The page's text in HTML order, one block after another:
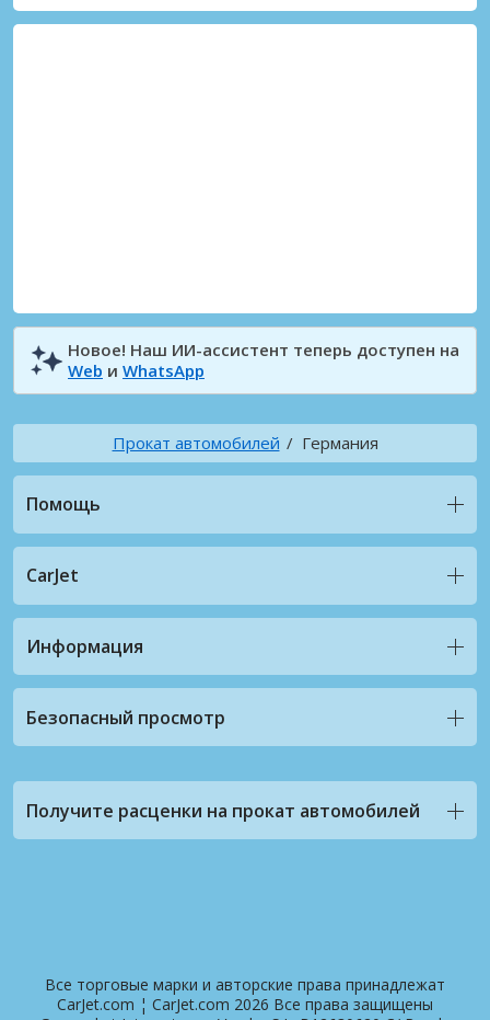
Новое! Наш ИИ-ассистент теперь доступен на
Web и WhatsApp
Прокат автомобилей Германия
Помощь
CarJet
Информация
Безопасный просмотр
Получите расценки на прокат автомобилей
Все торговые марки и авторские права принадлежат
CarJet.com ¦ CarJet.com 2026 Все права защищены